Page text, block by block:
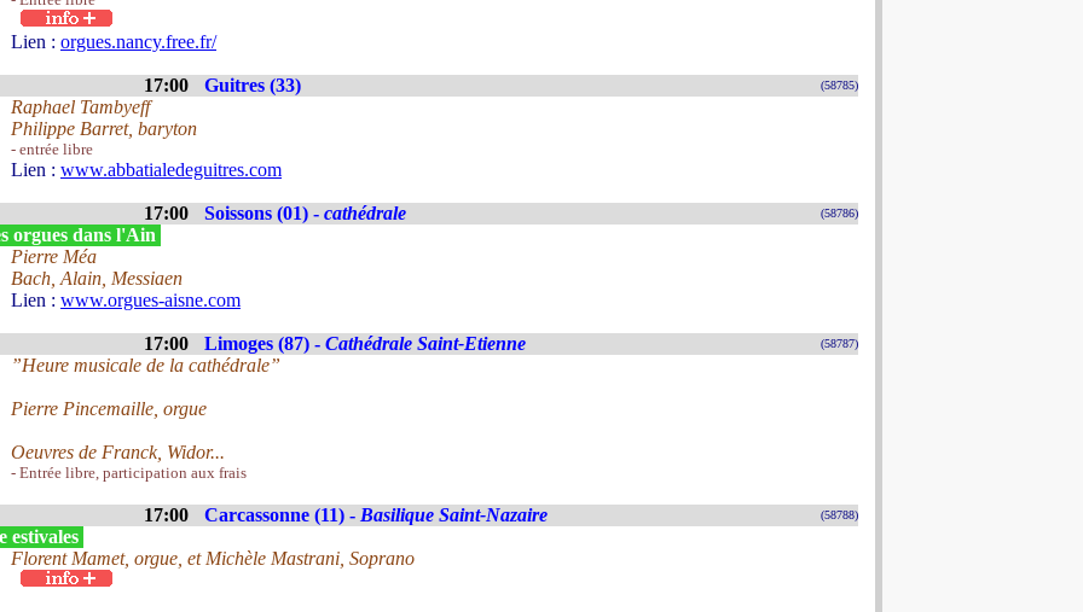
Lien : orgues.nancy.free.fr/
17:00 Guitres (33) (58785)
Raphael Tambyeff
Philippe Barret, baryton
- entrée libre
Lien : www.abbatialedeguitres.com
17:00 Soissons (01) - cathédrale (58786)
orgues dans l'Ain
Pierre Méa
Bach, Alain, Messiaen
Lien : www.orgues-aisne.com
17:00 Limoges (87) - Cathédrale Saint-Etienne (58787)
”Heure musicale de la cathédrale”
Pierre Pincemaille, orgue
Oeuvres de Franck, Widor...
- Entrée libre, participation aux frais
17:00 Carcassonne (11) - Basilique Saint-Nazaire (58788)
estivales
Florent Mamet, orgue, et Michèle Mastrani, Soprano